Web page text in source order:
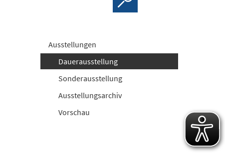
Ausstellungen
Dauerausstellung
Sonderausstellung
Ausstellungsarchiv
Vorschau